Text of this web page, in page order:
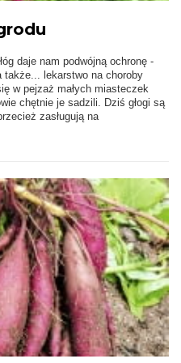
daje nam podwójną ochronę -
także... lekarstwo na choroby
w pejzaż małych miasteczek
chętnie je sadzili. Dziś głogi są
zasługują na